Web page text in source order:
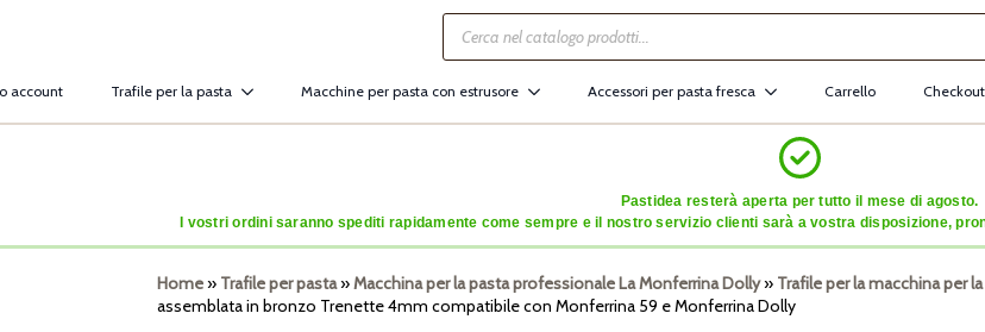
Ricerca
prodotti
account Trafile per la pasta Macchine per pasta con estrusore Accessori per pasta fresca Carrello Checkout
Pastidea resterà aperta per tutto il mese di agosto.
I vostri ordini saranno spediti rapidamente come sempre e il nostro servizio clienti sarà a vostra disposizione,
Home» Trafile per pasta»Macchina per la pasta professionale La Monferrina Dolly» Trafile per la macchina per
assemblata in bronzo Trenette 4mm compatibile con Monferrina 59 e Monferrina Dolly